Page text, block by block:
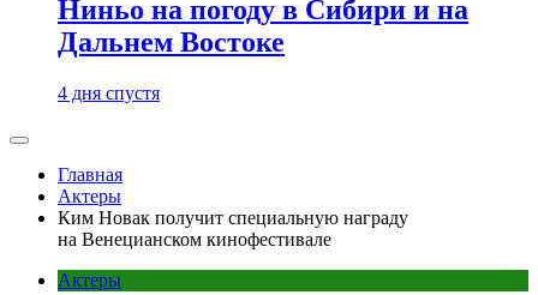
Ниньо на погоду в Сибири и на
Дальнем Востоке
4 дня спустя
Главная
Актеры
Ким Новак получит специальную награду
на Венецианском кинофестивале
Актеры